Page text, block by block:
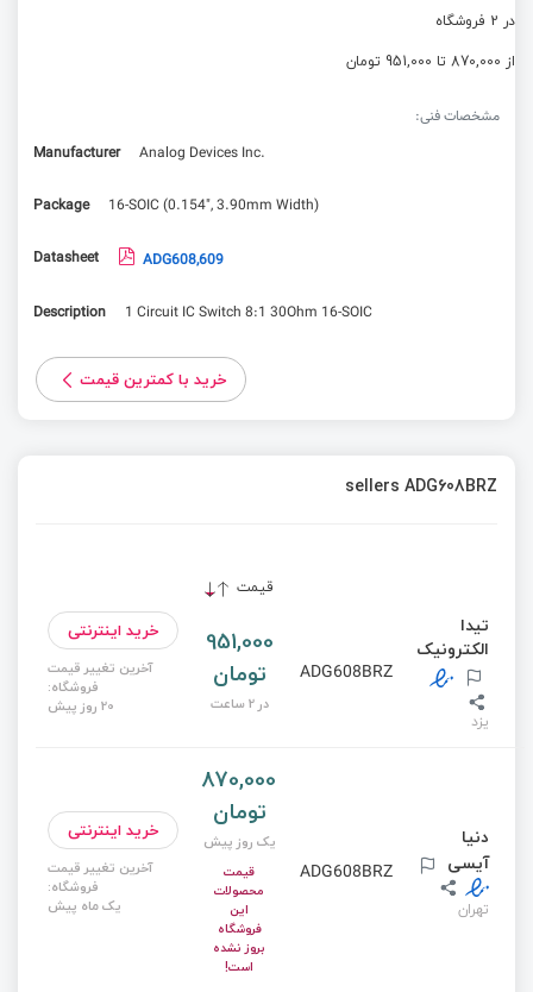
در 2 فروشگاه
از 870,000 تا 951,000 تومان
مشخصات فنی:
Manufacturer
Analog Devices Inc.
Package 16-SOIC (0.154", 3.90mm Width)
Datasheet ADG608,609
Description 1 Circuit IC Switch 8:1 30Ohm 16-SOIC
خرید با کمترین قیمت
sellers ADG608BRZ
قیمت
تیدا
الکترونیک
یزد
ADG608BRZ
951,000
تومان
در 2 ساعت
خرید اینترنتی
آخرین تغییر قیمت
فروشگاه:
20 روز پیش
دنیا
آیسی
تهران
ADG608BRZ
870,000
تومان
یک روز پیش
قیمت
محصولات
این
فروشگاه
بروز نشده
است!
خرید اینترنتی
آخرین تغییر قیمت
فروشگاه:
یک ماه پیش